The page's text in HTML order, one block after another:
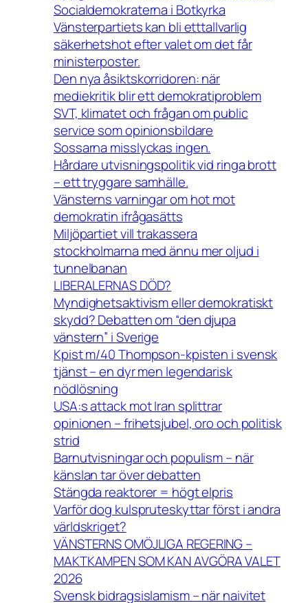
Socialdemokraterna i Botkyrka
Vänsterpartiets kan bli etttallvarlig
säkerhetshot efter valet om det får
ministerposter.
Den nya åsiktskorridoren: när
mediekritik blir ett demokratiproblem
SVT, klimatet och frågan om public
service som opinionsbildare
Sossarna misslyckas ingen.
Hårdare utvisningspolitik vid ringa brott
– ett tryggare samhälle.
Vänsterns varningar om hot mot
demokratin ifrågasätts
Miljöpartiet vill trakassera
stockholmarna med ännu mer oljud i
tunnelbanan
LIBERALERNAS DÖD?
Myndighetsaktivism eller demokratiskt
skydd? Debatten om “den djupa
vänstern” i Sverige
Kpist m/40 Thompson-kpisten i svensk
tjänst – en dyr men legendarisk
nödlösning
USA:s attack mot Iran splittrar
opinionen – frihetsjubel, oro och politisk
strid
Barnutvisningar och populism – när
känslan tar över debatten
Stängda reaktorer = högt elpris
Varför dog kulspruteskyttar först i andra
världskriget?
VÄNSTERNS OMÖJLIGA REGERING –
MAKTKAMPEN SOM KAN AVGÖRA VALET
2026
Svensk bidragsislamism – när naivitet